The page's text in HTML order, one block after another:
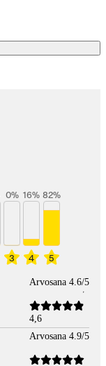
3
0%
4
16%
5
82%
Arvosana 4.6/5
4,6
Arvosana 4.9/5